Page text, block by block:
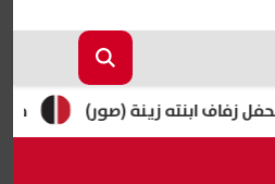
مصرع رئيس زينة (صور)